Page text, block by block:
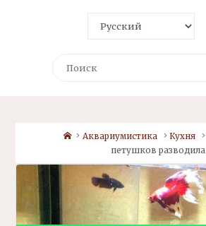
HomeАквариумистика Кухня
петушков разводила